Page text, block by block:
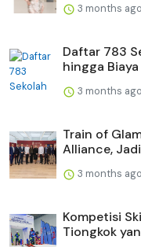
3 months ago
Daftar 783
hingga Biaya
3 months ago
Train of
Alliance,
3 months ago
Kompetisi
Tiongkok